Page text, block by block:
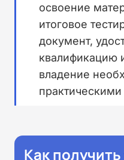
освоение
итоговое
документ,
квалификацию
владение
Как